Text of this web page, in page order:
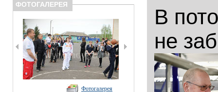
ФОТОГАЛЕРЕЯ
Фотогалерея
В
не